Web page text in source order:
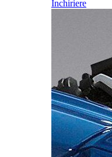
Închiriere